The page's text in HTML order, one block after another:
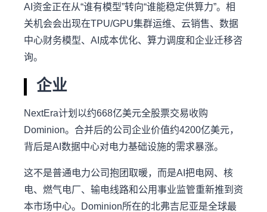
AI资金正在从“谁有模型”转向“谁能稳定供算力”。相
关机会会出现在TPU/GPU集群运维、云销售、数据
中心财务模型、AI成本优化、算力调度和企业迁移咨
询。
企业
NextEra计划以约668亿美元全股票交易收购
Dominion。合并后的公司企业价值约4200亿美元，
背后是AI数据中心对电力基础设施的需求暴涨。
这不是普通电力公司抱团取暖，而是AI把电网、核
电、燃气电厂、输电线路和公用事业监管重新推到资
本市场中心。Dominion所在的北弗吉尼亚是全球最